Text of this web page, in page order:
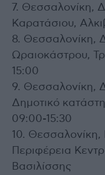
7. Θεσσαλονίκη,
Καρατάσιου,
8. Θεσσαλονίκη,
Ωραιοκάστρου,
15:00
9. Θεσσαλονίκη,
Δημοτικό
09:00-15:30
10. Θεσσαλονίκη,
Περιφέρεια
Βασιλίσσης